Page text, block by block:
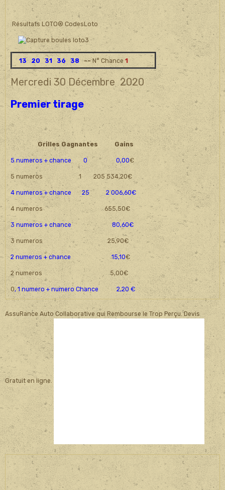
Résultats LOTO® CodesLoto
Mercredi 30 Décembre 2020
Premier tirage
13 20 31 36 38 ~~N° Chance 1
Grilles Gagnantes Gains
5 numeros + chance 0 0,00€
5 numeros 1 205 534,20€
4 numeros + chance 25 2 006,60€
4 numeros 655,50€
3 numeros + chance 80,60€
3 numeros 25,90€
2 numeros + chance 15,10€
2 numeros 5,00€
0, 1 numero + numero Chance 2,20 €
AssuRance Auto Collaborative qui Rembourse le Trop Perçu. Devis
Gratuit en ligne.